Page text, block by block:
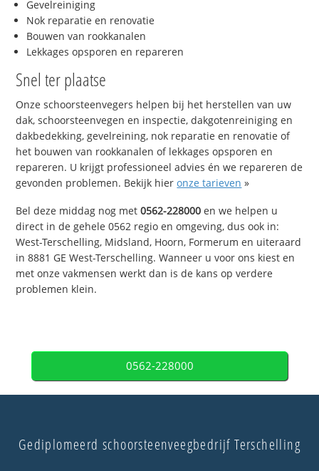
Gevelreiniging
Nok reparatie en renovatie
Bouwen van rookkanalen
Lekkages opsporen en repareren
Snel ter plaatse
Onze schoorsteenvegers helpen bij het herstellen van uw
dak, schoorsteenvegen en inspectie, dakgotenreiniging en
dakbedekking, gevelreining, nok reparatie en renovatie of
het bouwen van rookkanalen of lekkages opsporen en
repareren. U krijgt professioneel advies én we repareren de
gevonden problemen. Bekijk hieronze tarieven »
Bel deze middag nog met0562-228000 en we helpen u
direct in de gehele 0562 regio en omgeving, dus ook in:
West-Terschelling, Midsland, Hoorn, Formerum en uiteraard
in 8881 GE West-Terschelling. Wanneer u voor ons kiest en
met onze vakmensen werkt dan is de kans op verdere
problemen klein.
0562-228000
Gediplomeerd schoorsteenveegbedrijf Terschelling